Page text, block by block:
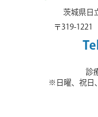
茨城県日
〒319-1221
診
※日曜、祝日